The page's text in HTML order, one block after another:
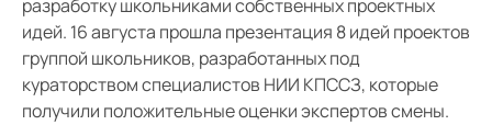
разработку школьниками собственных проектных
идей. 16 августа прошла презентация 8 идей проектов
группой школьников, разработанных под
кураторством специалистов НИИ КПССЗ, которые
получили положительные оценки экспертов смены.